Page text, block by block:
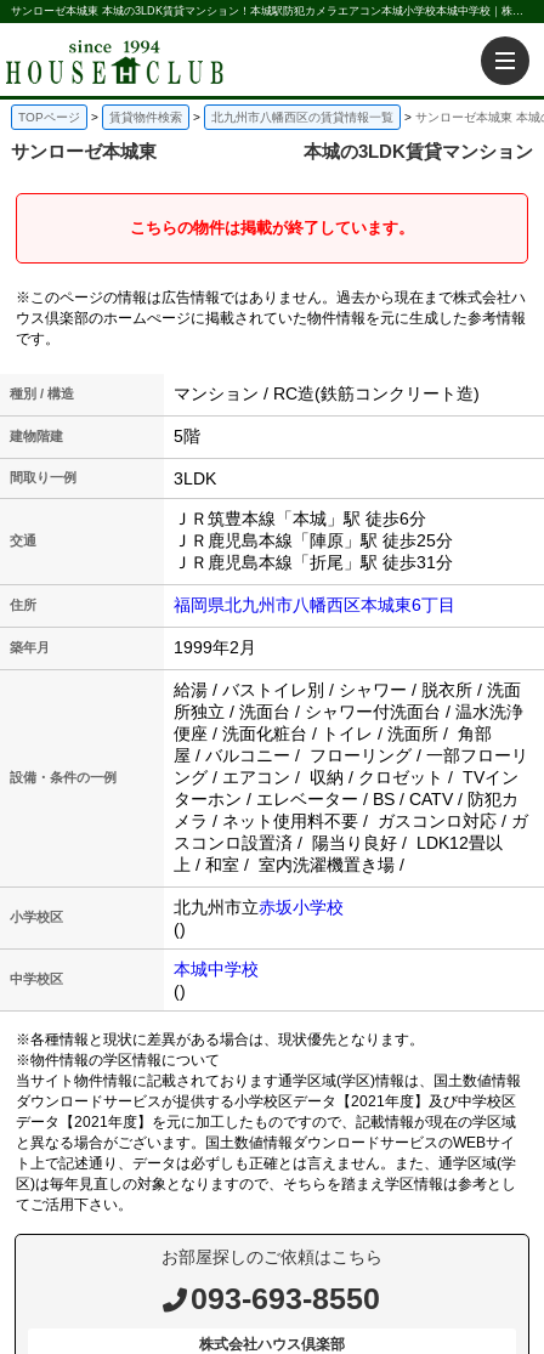
サンローゼ本城東 本城の3LDK賃貸マンション！本城駅防犯カメラエアコン本城小学校本城中学校｜株式会社ハウス倶楽部
TOPページ 賃貸物件検索 北九州市八幡西区の賃貸情報一覧 サンローゼ本城東 本
サンローゼ本城東 本城の3LDK賃貸マンション
こちらの物件は掲載が終了しています。
※このページの情報は広告情報ではありません。過去から現在まで株式会社ハ
ウス倶楽部のホームぺージに掲載されていた物件情報を元に生成した参考情報
です。
種別 / 構造 マンション / RC造(鉄筋コンクリート造)
建物階建 5階
間取り一例 3LDK
交通
ＪＲ筑豊本線「本城」駅 徒歩6分
ＪＲ鹿児島本線「陣原」駅 徒歩25分
ＪＲ鹿児島本線「折尾」駅 徒歩31分
住所 福岡県北九州市八幡西区本城東6丁目
築年月 1999年2月
設備・条件の一例
給湯 / バストイレ別 / シャワー / 脱衣所 / 洗面
所独立 / 洗面台 / シャワー付洗面台 / 温水洗浄
便座 / 洗面化粧台 / トイレ / 洗面所 / 角部
屋 / バルコニー / フローリング / 一部フローリ
ング / エアコン / 収納 / クロゼット / TVイン
ターホン / エレベーター / BS / CATV / 防犯カ
メラ / ネット使用料不要 / ガスコンロ対応 / ガ
スコンロ設置済 / 陽当り良好 / LDK12畳以
上 / 和室 / 室内洗濯機置き場 /
小学校区 北九州市立赤坂小学校
()
中学校区
本城中学校
()
※各種情報と現状に差異がある場合は、現状優先となります。
※物件情報の学区情報について
当サイト物件情報に記載されております通学区域(学区)情報は、国土数値情報
ダウンロードサービスが提供する小学校区データ【2021年度】及び中学校区
データ【2021年度】を元に加工したものですので、記載情報が現在の学区域
と異なる場合がございます。国土数値情報ダウンロードサービスのWEBサイ
ト上で記述通り、データは必ずしも正確とは言えません。また、通学区域(学
区)は毎年見直しの対象となりますので、そちらを踏まえ学区情報は参考とし
てご活用下さい。
お部屋探しのご依頼はこちら
093-693-8550
株式会社ハウス倶楽部